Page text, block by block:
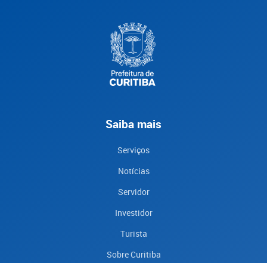
Saiba mais
Serviços
Notícias
Servidor
Investidor
Turista
Sobre Curitiba